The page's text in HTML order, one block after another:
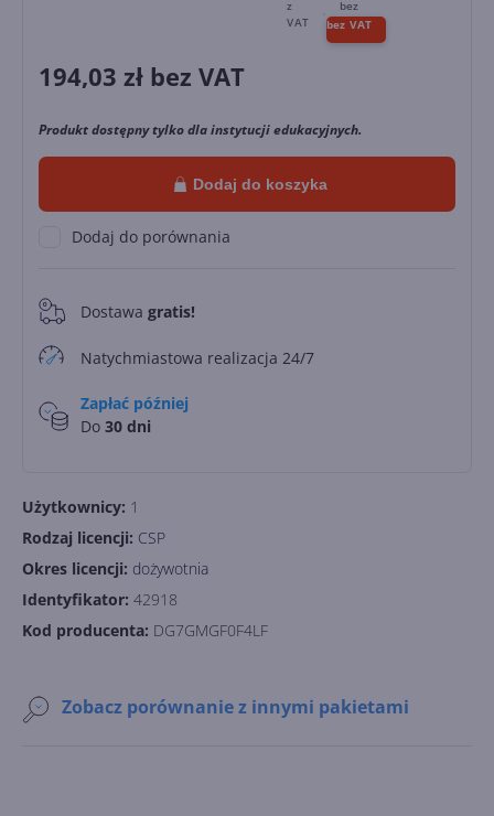
194,03 zł bez VAT
Produkt dostępny tylko dla instytucji edukacyjnych.
Dodaj do koszyka
Dodaj do porównania
0 Dostawa gratis!
Natychmiastowa realizacja 24/7
Zapłać później
Do 30 dni
Użytkownicy: 1
Rodzaj licencji: CSP
Okres licencji: dożywotnia
Identyfikator: 42918
Kod producenta: DG7GMGF0F4LF
Zobacz porównanie z innymi pakietami